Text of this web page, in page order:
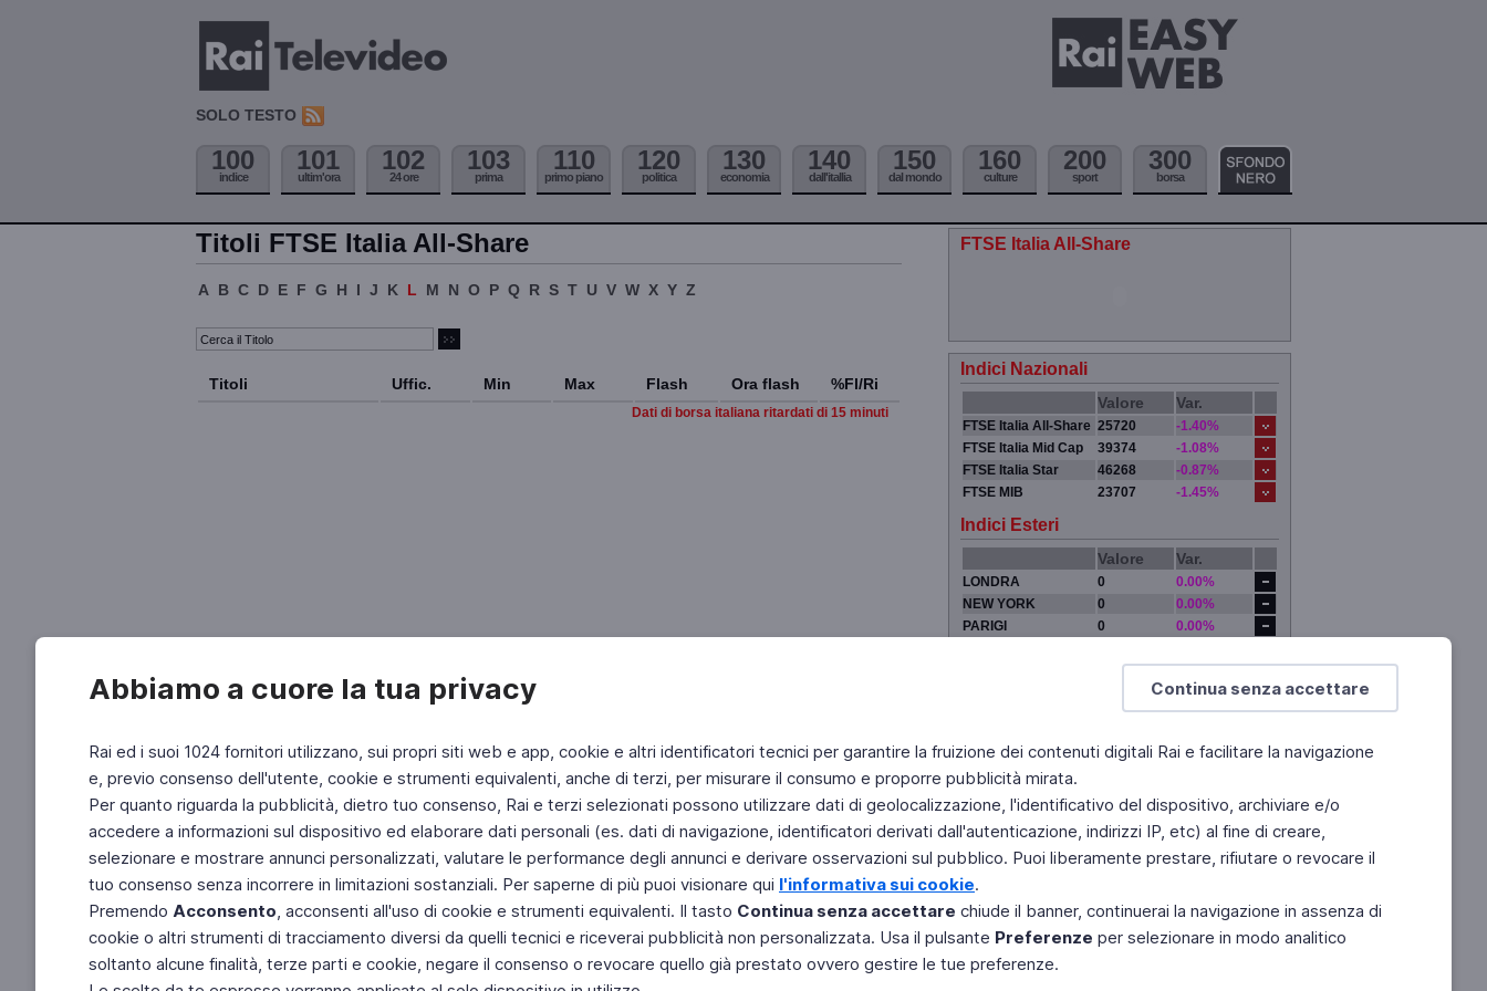
Continua senza accettare
Abbiamo a cuore la tua privacy
Rai ed i suoi 1024 fornitori utilizzano, sui propri siti web e app, cookie e altri identificatori tecnici per garantire la fruizione dei contenuti digitali Rai e facilitare la navigazione
e, previo consenso dell'utente, cookie e strumenti equivalenti, anche di terzi, per misurare il consumo e proporre pubblicità mirata.
Per quanto riguarda la pubblicità, dietro tuo consenso, Rai e terzi selezionati possono utilizzare dati di geolocalizzazione, l'identificativo del dispositivo, archiviare e/o
accedere a informazioni sul dispositivo ed elaborare dati personali (es. dati di navigazione, identificatori derivati dall'autenticazione, indirizzi IP, etc) al fine di creare,
selezionare e mostrare annunci personalizzati, valutare le performance degli annunci e derivare osservazioni sul pubblico. Puoi liberamente prestare, rifiutare o revocare il
tuo consenso senza incorrere in limitazioni sostanziali. Per saperne di più puoi visionare qui l'informativa sui cookie.
Premendo Acconsento, acconsenti all'uso di cookie e strumenti equivalenti. Il tasto Continua senza accettare chiude il banner, continuerai la navigazione in assenza di
cookie o altri strumenti di tracciamento diversi da quelli tecnici e riceverai pubblicità non personalizzata. Usa il pulsante Preferenze per selezionare in modo analitico
soltanto alcune finalità, terze parti e cookie, negare il consenso o revocare quello già prestato ovvero gestire le tue preferenze.
SOLO TESTO
100
indice
101
ultim'ora
102
24 ore
103
prima
110
primo piano
120
politica
130
economia
140
dall'itallia
150
dal mondo
160
culture
200
sport
300
borsa
Titoli FTSE Italia All-Share
A B C D E F G H I J K L M N O P Q R S T U V W X Y Z
Titoli Uffic. Min Max Flash Ora flash %Fl/Ri
Dati di borsa italiana ritardati di 15 minuti
FTSE Italia All-Share
Indici Nazionali
Valore Var.
FTSE Italia All-Share 25720
-1.40%
FTSE Italia Mid Cap
39374
-1.08%
FTSE Italia Star
46268
-0.87%
FTSE MIB
23707 -1.45%
Indici Esteri
Valore Var.
LONDRA 0
0.00%
NEW YORK
0
0.00%
PARIGI
0
0.00%
Fai di Televideo la tua Home Page Chi Siamo
Copyright © 2011 Rai - Tutti i diritti riservati
Engineered by RAI - Reti e Piattaforme